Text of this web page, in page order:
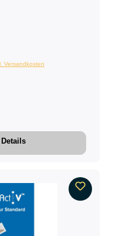
Versandkosten
Details